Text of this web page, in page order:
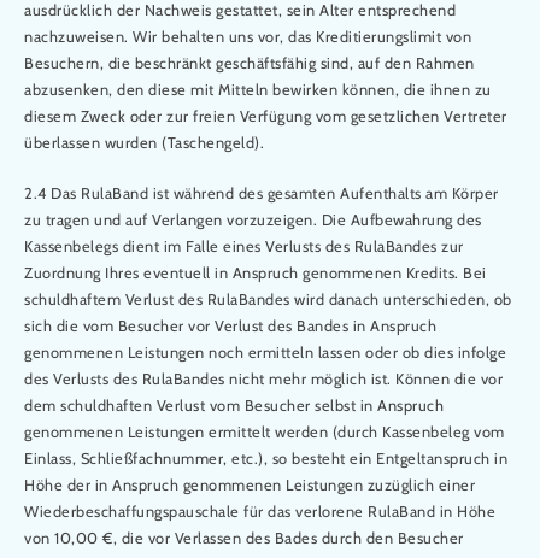
ausdrücklich der Nachweis gestattet, sein Alter entsprechend
nachzuweisen. Wir behalten uns vor, das Kreditierungslimit von
Besuchern, die beschränkt geschäftsfähig sind, auf den Rahmen
abzusenken, den diese mit Mitteln bewirken können, die ihnen zu
diesem Zweck oder zur freien Verfügung vom gesetzlichen Vertreter
überlassen wurden (Taschengeld).
2.4 Das RulaBand ist während des gesamten Aufenthalts am Körper
zu tragen und auf Verlangen vorzuzeigen. Die Aufbewahrung des
Kassenbelegs dient im Falle eines Verlusts des RulaBandes zur
Zuordnung Ihres eventuell in Anspruch genommenen Kredits. Bei
schuldhaftem Verlust des RulaBandes wird danach unterschieden, ob
sich die vom Besucher vor Verlust des Bandes in Anspruch
genommenen Leistungen noch ermitteln lassen oder ob dies infolge
des Verlusts des RulaBandes nicht mehr möglich ist. Können die vor
dem schuldhaften Verlust vom Besucher selbst in Anspruch
genommenen Leistungen ermittelt werden (durch Kassenbeleg vom
Einlass, Schließfachnummer, etc.), so besteht ein Entgeltanspruch in
Höhe der in Anspruch genommenen Leistungen zuzüglich einer
Wiederbeschaffungspauschale für das verlorene RulaBand in Höhe
von 10,00 €, die vor Verlassen des Bades durch den Besucher